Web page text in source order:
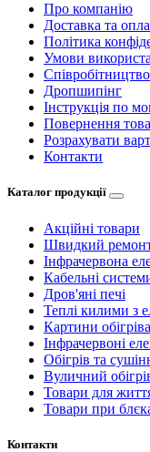
Про компанію
Доставка та
Політика
Умови
Співробітництво
Дропшипінг
Інструкція по
Повернення
Розрахувати
Контакти
Каталог продукції
Акційні товари
Швидкий
Інфрачервона
Кабельні
Дров'яні печі
Теплі килими з
Картини
Інфрачервоні
Обігрів та
Вуличний
Товари для
Товари при
Контакти